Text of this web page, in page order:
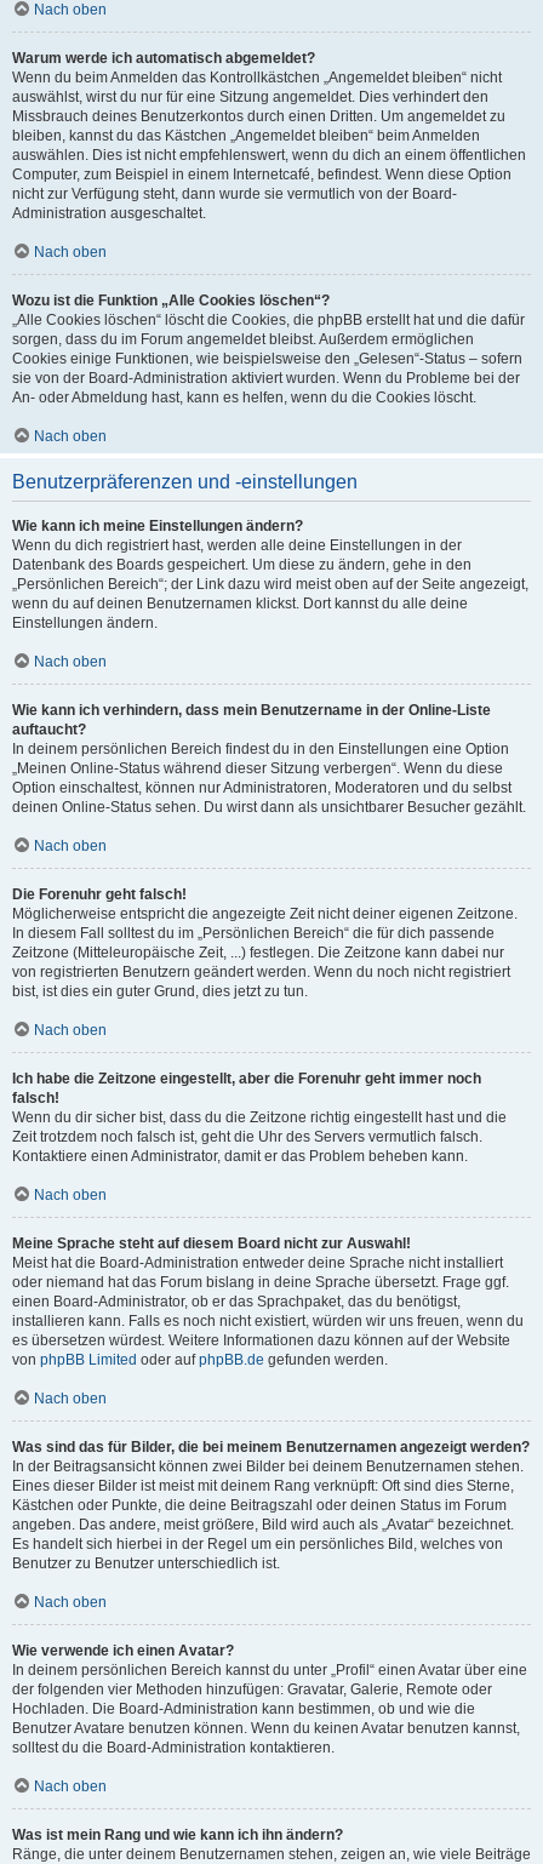
Nach oben
Warum werde ich automatisch abgemeldet?
Wenn du beim Anmelden das Kontrollkästchen „Angemeldet bleiben“ nicht
auswählst, wirst du nur für eine Sitzung angemeldet. Dies verhindert den
Missbrauch deines Benutzerkontos durch einen Dritten. Um angemeldet zu
bleiben, kannst du das Kästchen „Angemeldet bleiben“ beim Anmelden
auswählen. Dies ist nicht empfehlenswert, wenn du dich an einem öffentlichen
Computer, zum Beispiel in einem Internetcafé, befindest. Wenn diese Option
nicht zur Verfügung steht, dann wurde sie vermutlich von der Board-
Administration ausgeschaltet.
Nach oben
Wozu ist die Funktion „Alle Cookies löschen“?
„Alle Cookies löschen“ löscht die Cookies, die phpBB erstellt hat und die dafür
sorgen, dass du im Forum angemeldet bleibst. Außerdem ermöglichen
Cookies einige Funktionen, wie beispielsweise den „Gelesen“-Status – sofern
sie von der Board-Administration aktiviert wurden. Wenn du Probleme bei der
An- oder Abmeldung hast, kann es helfen, wenn du die Cookies löscht.
Nach oben
Benutzerpräferenzen und -einstellungen
Wie kann ich meine Einstellungen ändern?
Wenn du dich registriert hast, werden alle deine Einstellungen in der
Datenbank des Boards gespeichert. Um diese zu ändern, gehe in den
„Persönlichen Bereich“; der Link dazu wird meist oben auf der Seite angezeigt,
wenn du auf deinen Benutzernamen klickst. Dort kannst du alle deine
Einstellungen ändern.
Nach oben
Wie kann ich verhindern, dass mein Benutzername in der Online-Liste
auftaucht?
In deinem persönlichen Bereich findest du in den Einstellungen eine Option
„Meinen Online-Status während dieser Sitzung verbergen“. Wenn du diese
Option einschaltest, können nur Administratoren, Moderatoren und du selbst
deinen Online-Status sehen. Du wirst dann als unsichtbarer Besucher gezählt.
Nach oben
Die Forenuhr geht falsch!
Möglicherweise entspricht die angezeigte Zeit nicht deiner eigenen Zeitzone.
In diesem Fall solltest du im „Persönlichen Bereich“ die für dich passende
Zeitzone (Mitteleuropäische Zeit, ...) festlegen. Die Zeitzone kann dabei nur
von registrierten Benutzern geändert werden. Wenn du noch nicht registriert
bist, ist dies ein guter Grund, dies jetzt zu tun.
Nach oben
Ich habe die Zeitzone eingestellt, aber die Forenuhr geht immer noch
falsch!
Wenn du dir sicher bist, dass du die Zeitzone richtig eingestellt hast und die
Zeit trotzdem noch falsch ist, geht die Uhr des Servers vermutlich falsch.
Kontaktiere einen Administrator, damit er das Problem beheben kann.
Nach oben
Meine Sprache steht auf diesem Board nicht zur Auswahl!
Meist hat die Board-Administration entweder deine Sprache nicht installiert
oder niemand hat das Forum bislang in deine Sprache übersetzt. Frage ggf.
einen Board-Administrator, ob er das Sprachpaket, das du benötigst,
installieren kann. Falls es noch nicht existiert, würden wir uns freuen, wenn du
es übersetzen würdest. Weitere Informationen dazu können auf der Website
von phpBB Limited oder aufphpBB.de gefunden werden.
Nach oben
Was sind das für Bilder, die bei meinem Benutzernamen angezeigt werden?
In der Beitragsansicht können zwei Bilder bei deinem Benutzernamen stehen.
Eines dieser Bilder ist meist mit deinem Rang verknüpft: Oft sind dies Sterne,
Kästchen oder Punkte, die deine Beitragszahl oder deinen Status im Forum
angeben. Das andere, meist größere, Bild wird auch als „Avatar“ bezeichnet.
Es handelt sich hierbei in der Regel um ein persönliches Bild, welches von
Benutzer zu Benutzer unterschiedlich ist.
Nach oben
Wie verwende ich einen Avatar?
In deinem persönlichen Bereich kannst du unter „Profil“ einen Avatar über eine
der folgenden vier Methoden hinzufügen: Gravatar, Galerie, Remote oder
Hochladen. Die Board-Administration kann bestimmen, ob und wie die
Benutzer Avatare benutzen können. Wenn du keinen Avatar benutzen kannst,
solltest du die Board-Administration kontaktieren.
Nach oben
Was ist mein Rang und wie kann ich ihn ändern?
Ränge, die unter deinem Benutzernamen stehen, zeigen an, wie viele Beiträge